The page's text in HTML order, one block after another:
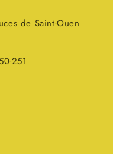
de Saint-Ouen
251